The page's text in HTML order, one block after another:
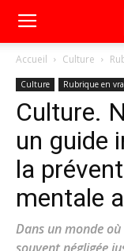
Accueil Culture
Culture Rubrique en
Culture.
un guide
la
mentale
Dans un monde